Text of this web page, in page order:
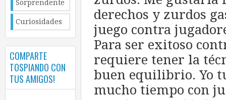
Sorprendente
Curiosidades
COMPARTE
TOSPIANDO CON
TUS AMIGOS!
derechos y zurdos
juego contra
Para ser exitoso
requiere tener la
buen equilibrio. Yo
mucho tiempo con